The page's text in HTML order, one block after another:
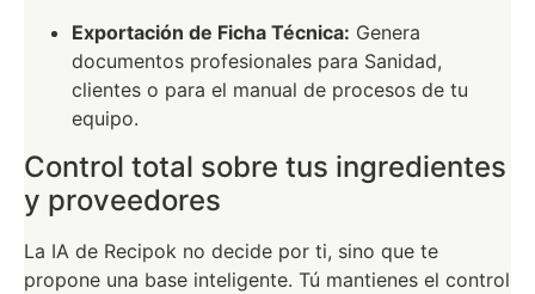
Exportación de Ficha Técnica: Genera
documentos profesionales para Sanidad,
clientes o para el manual de procesos de tu
equipo.
Control total sobre tus ingredientes
y proveedores
La IA de Recipok no decide por ti, sino que te
propone una base inteligente. Tú mantienes el control